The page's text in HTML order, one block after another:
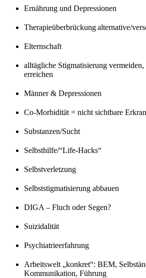
Ernährung und Depressionen
Therapieüberbrückung alternative/
Elternschaft
alltägliche Stigmatisierung
erreichen
Männer & Depressionen
Co-Morbidität = nicht sichtbare
Substanzen/Sucht
Selbsthilfe/“Life-Hacks“
Selbstverletzung
Selbststigmatisierung abbauen
DIGA – Fluch oder Segen?
Suizidalität
Psychiatrieerfahrung
Arbeitswelt „konkret“: BEM,
Kommunikation, Führung